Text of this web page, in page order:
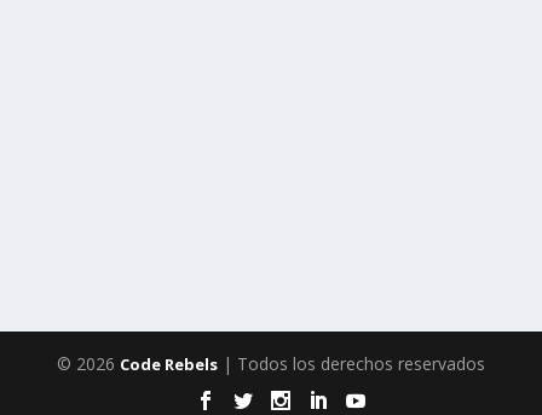
© 2026 Code Rebels | Todos los derechos reservados